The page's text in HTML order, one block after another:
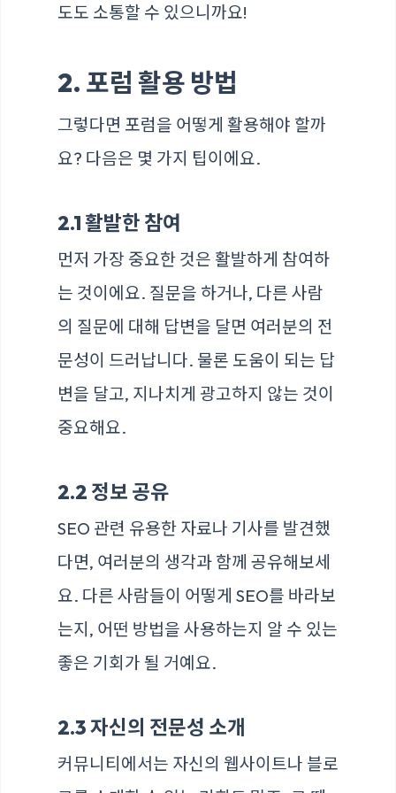
도도 소통할 수 있으니까요!
2. 포럼 활용 방법
그렇다면 포럼을 어떻게 활용해야 할까
요? 다음은 몇 가지 팁이에요.
2.1 활발한 참여
먼저 가장 중요한 것은 활발하게 참여하
는 것이에요. 질문을 하거나, 다른 사람
의 질문에 대해 답변을 달면 여러분의 전
문성이 드러납니다. 물론 도움이 되는 답
변을 달고, 지나치게 광고하지 않는 것이
중요해요.
2.2 정보 공유
SEO 관련 유용한 자료나 기사를 발견했
다면, 여러분의 생각과 함께 공유해보세
요. 다른 사람들이 어떻게 SEO를 바라보
는지, 어떤 방법을 사용하는지 알 수 있는
좋은 기회가 될 거예요.
2.3 자신의 전문성 소개
커뮤니티에서는 자신의 웹사이트나 블로